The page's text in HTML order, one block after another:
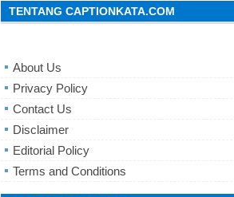
TENTANG CAPTIONKATA.COM
About Us
Privacy Policy
Contact Us
Disclaimer
Editorial Policy
Terms and Conditions